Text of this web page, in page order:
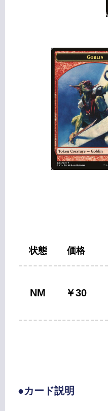
状態 価格
NM ￥30
●カード説明